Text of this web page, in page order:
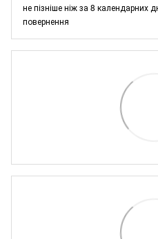
не пізніше ніж за 8 календарних
повернення